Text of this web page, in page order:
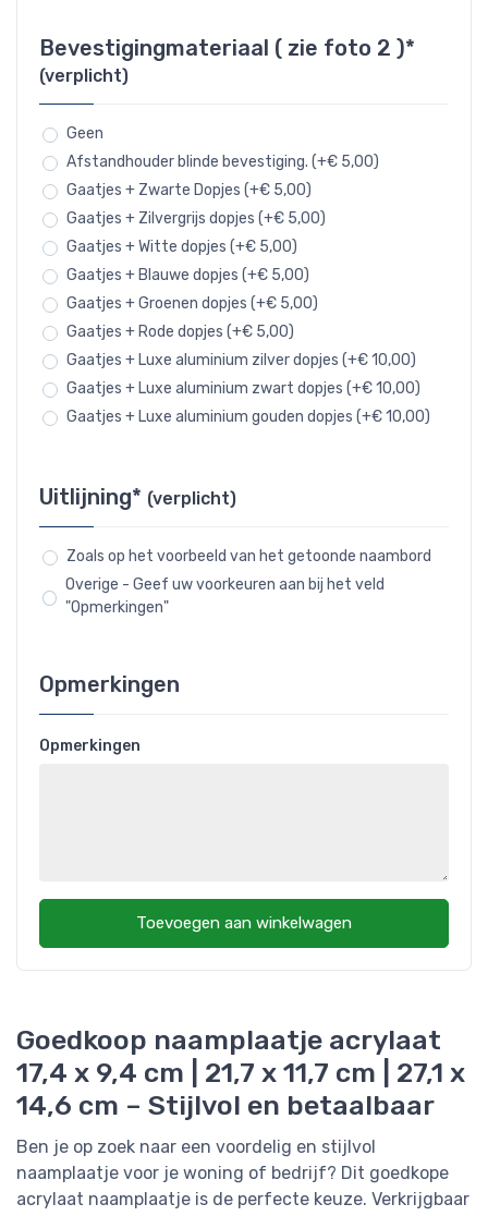
Goedkoop naamplaatje acrylaat
17,4 x 9,4 cm | 21,7 x 11,7 cm | 27,1 x
14,6 cm – Stijlvol en betaalbaar
Ben je op zoek naar een voordelig en stijlvol
naamplaatje voor je woning of bedrijf? Dit goedkope
acrylaat naamplaatje is de perfecte keuze. Verkrijgbaar
Bevestigingmateriaal ( zie foto 2 )*
(verplicht)
Geen
Afstandhouder blinde bevestiging. (+€ 5,00)
Gaatjes + Zwarte Dopjes (+€ 5,00)
Gaatjes + Zilvergrijs dopjes (+€ 5,00)
Gaatjes + Witte dopjes (+€ 5,00)
Gaatjes + Blauwe dopjes (+€ 5,00)
Gaatjes + Groenen dopjes (+€ 5,00)
Gaatjes + Rode dopjes (+€ 5,00)
Gaatjes + Luxe aluminium zilver dopjes (+€ 10,00)
Gaatjes + Luxe aluminium zwart dopjes (+€ 10,00)
Gaatjes + Luxe aluminium gouden dopjes (+€ 10,00)
Uitlijning* (verplicht)
Zoals op het voorbeeld van het getoonde naambord
Overige - Geef uw voorkeuren aan bij het veld
"Opmerkingen"
Opmerkingen
Opmerkingen
Toevoegen aan winkelwagen